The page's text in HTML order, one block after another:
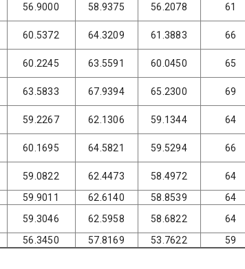
56.9000 58.9375 56.2078
61
60.5372 64.3209 61.3883
66
60.2245 63.5591 60.0450
65
63.5833 67.9394 65.2300
69
59.2267 62.1306 59.1344
64
60.1695 64.5821 59.5294
66
59.0822 62.4473 58.4972
64
59.9011 62.6140 58.8539
64
59.3046 62.5958 58.6822
64
56.3450 57.8169 53.7622 59